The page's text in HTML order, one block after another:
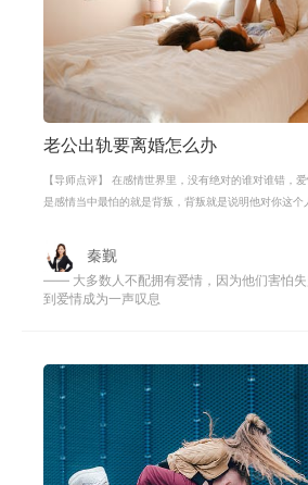
老公出轨要离婚怎么办
【导师点评】 在感情世界里，没有绝对的谁对谁错，
是感情当中最怕的就是背叛，背叛就是说明他对你这个
秦觐
—— 大多数人不配拥有爱情，因为他们害怕失
到爱情成为一声叹息